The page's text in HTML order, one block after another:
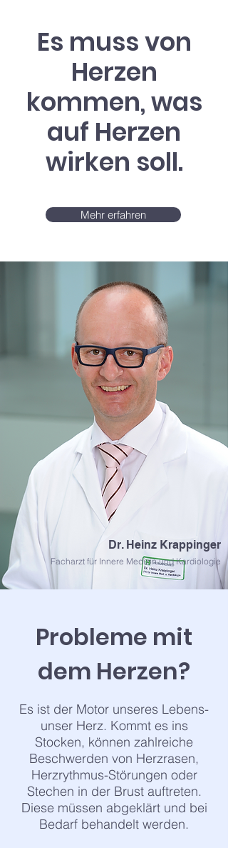
Es muss von
Herzen
kommen, was
auf Herzen
wirken soll.
Mehr erfahren
Dr. Heinz Krappinger
Facharzt für Innere Medizin und Kardiologie
Probleme mit
dem Herzen?
Es ist der Motor unseres Lebens-
unser Herz. Kommt es ins
Stocken, können zahlreiche
Beschwerden von Herzrasen,
Herzrythmus-Störungen oder
Stechen in der Brust auftreten.
Diese müssen abgeklärt und bei
Bedarf behandelt werden.